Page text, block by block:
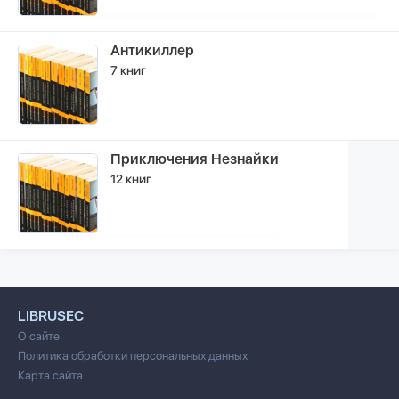
Антикиллер
7 книг
Приключения Незнайки
12 книг
LIBRUSEC
О сайте
Политика обработки персональных данных
Карта сайта